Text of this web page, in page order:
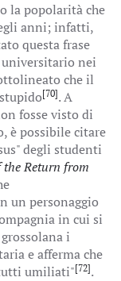
la popolarità che
anni; infatti,
questa frase
nei
che il
[70]. A
fosse visto di
è possibile citare
degli studenti
the Return from
un personaggio
in cui si
i
e afferma che
umiliati"[72].